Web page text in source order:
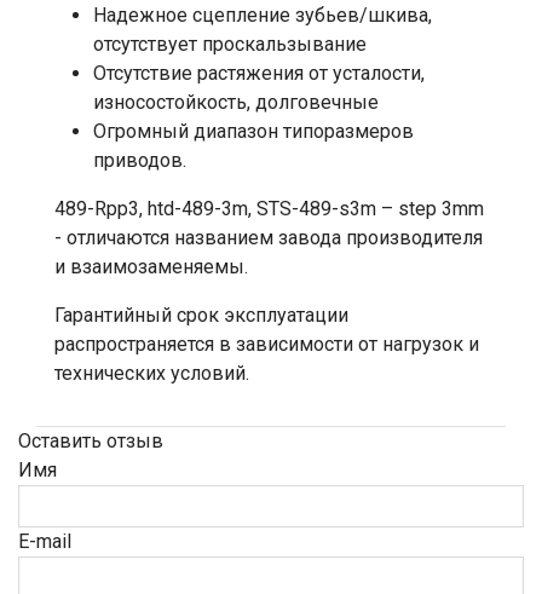
Надежное сцепление зубьев/шкива,
отсутствует проскальзывание
Отсутствие растяжения от усталости,
износостойкость, долговечные
Огромный диапазон типоразмеров
приводов.
489-Rpp3, htd-489-3m, STS-489-s3m – step 3mm
- отличаются названием завода производителя
и взаимозаменяемы.
Гарантийный срок эксплуатации
распространяется в зависимости от нагрузок и
технических условий.
Оставить отзыв
Имя
E-mail